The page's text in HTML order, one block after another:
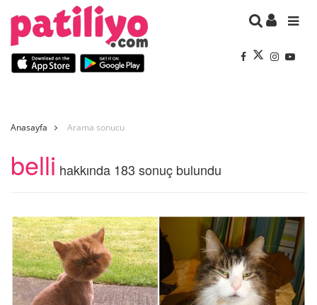
Anasayfa Arama sonucu
belli hakkında 183 sonuç bulundu